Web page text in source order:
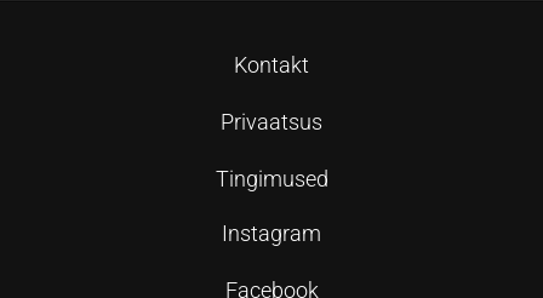
Kontakt
Privaatsus
Tingimused
Instagram
Facebook